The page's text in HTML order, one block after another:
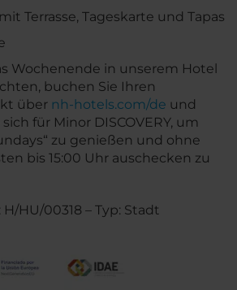
Terrasse, Tageskarte und Tapas
Wochenende in unserem Hotel
buchen Sie Ihren
über nh-hotels.com/de und
für Minor DISCOVERY, um
zu genießen und ohne
bis 15:00 Uhr auschecken zu
HU/00318 – Typ: Stadt